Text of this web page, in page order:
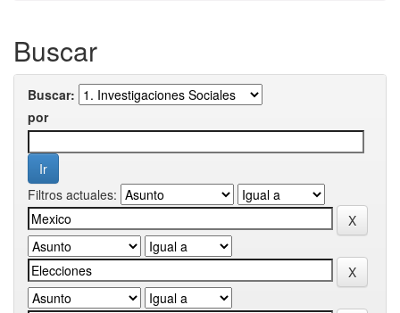
Buscar
Buscar:
por
Filtros actuales: